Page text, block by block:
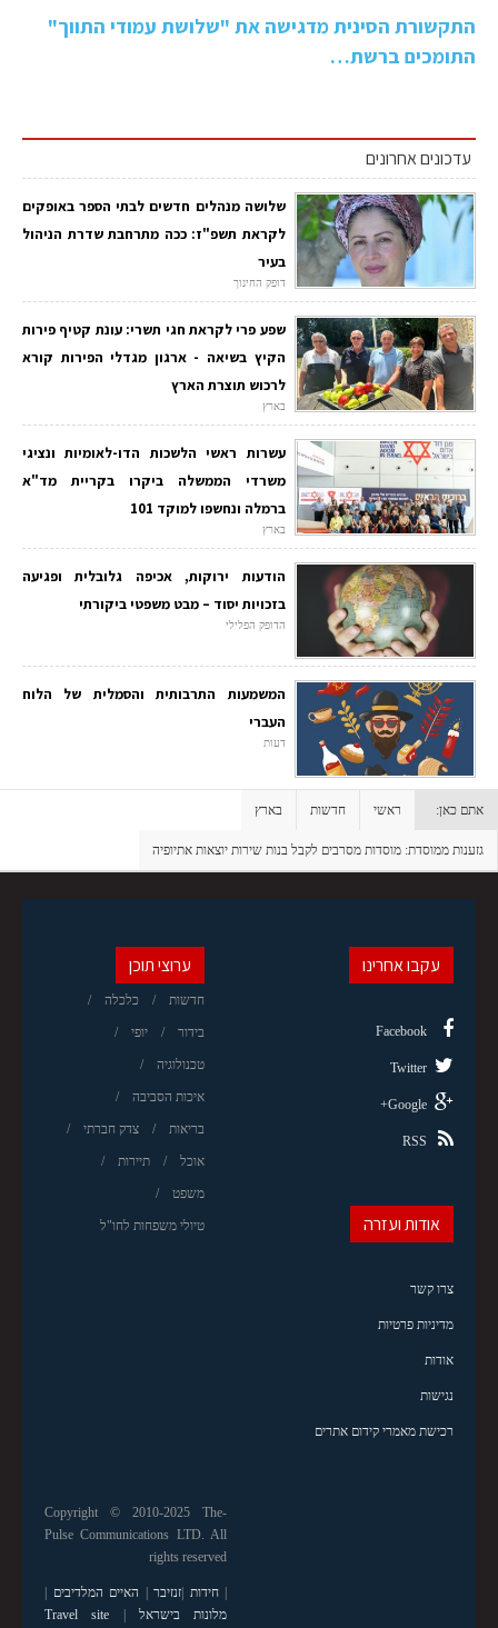
התקשורת הסינית מדגישה את "שלושת עמודי התווך"
התומכים ברשת…
עדכונים אחרונים
שלושה מנהלים חדשים לבתי הספר באופקים
לקראת תשפ"ז: ככה מתרחבת שדרת הניהול
בעיר
דופק החינוך
שפע פרי לקראת חגי תשרי: עונת קטיף פירות
הקיץ בשיאה - ארגון מגדלי הפירות קורא
לרכוש תוצרת הארץ
בארץ
עשרות ראשי הלשכות הדו-לאומיות ונציגי
משרדי הממשלה ביקרו בקריית מד"א
ברמלה ונחשפו למוקד 101
בארץ
הודעות ירוקות, אכיפה גלובלית ופגיעה
בזכויות יסוד – מבט משפטי ביקורתי
הדופק הפלילי
המשמעות התרבותית והסמלית של הלוח
העברי
דעות
אתם כאן: ראשי חדשות בארץ
גזענות ממוסדת: מוסדות מסרבים לקבל בנות שירות יוצאות אתיופיה
ערוצי תוכן
חדשות כלכלה
בידור יופי
טכנולוגיה
איכות הסביבה
בריאות צדק חברתי
אוכל תיירות
משפט
טיולי משפחות לחו"ל
עקבו אחרינו
Facebook
Twitter
Google+
RSS
אודות ועזרה
צרו קשר
מדיניות פרטיות
אודות
נגישות
רכישת מאמרי קידום אתרים
Copyright © 2010-2025 The-
Pulse Communications LTD. All
rights reserved
|חידות זנזיבר האיים המלדיבים
מלונות בישראל
Travel site